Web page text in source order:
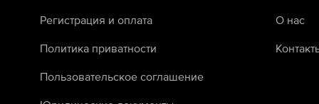
Регистрация и оплата
Политика приватности
Пользовательское соглашение
О нас